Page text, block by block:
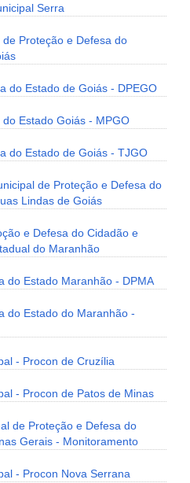
Serra
Proteção e Defesa do
do Estado de Goiás - DPEGO
Estado Goiás - MPGO
do Estado de Goiás - TJGO
de Proteção e Defesa do
Lindas de Goiás
e Defesa do Cidadão e
do Maranhão
do Estado Maranhão - DPMA
do Estado do Maranhão -
- Procon de Cruzília
- Procon de Patos de Minas
de Proteção e Defesa do
Gerais - Monitoramento
- Procon Nova Serrana